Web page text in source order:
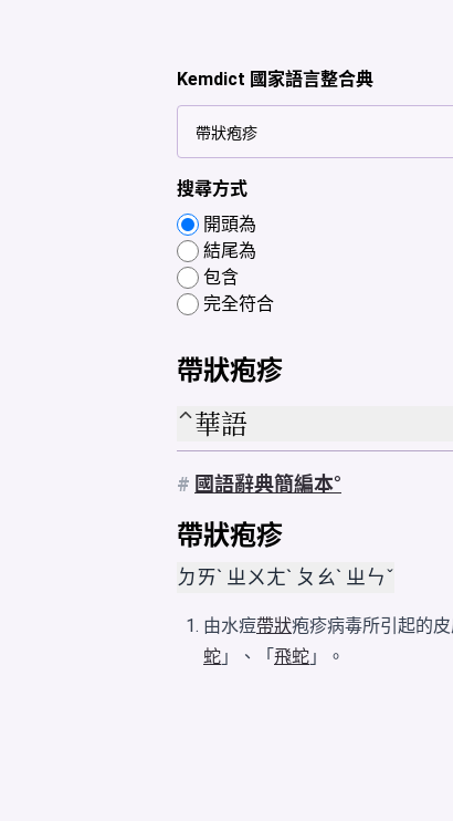
Kemdict 國家語言整合典
搜尋方式
開頭為
結尾為
包含
完全符合
帶狀疱疹
華語
# 國語辭典簡編本
帶狀疱疹
ㄉㄞˋ ㄓㄨㄤˋ ㄆㄠˋ ㄓㄣˇ
由水痘帶狀疱疹病毒所引起的
蛇 」、「 飛蛇 」。